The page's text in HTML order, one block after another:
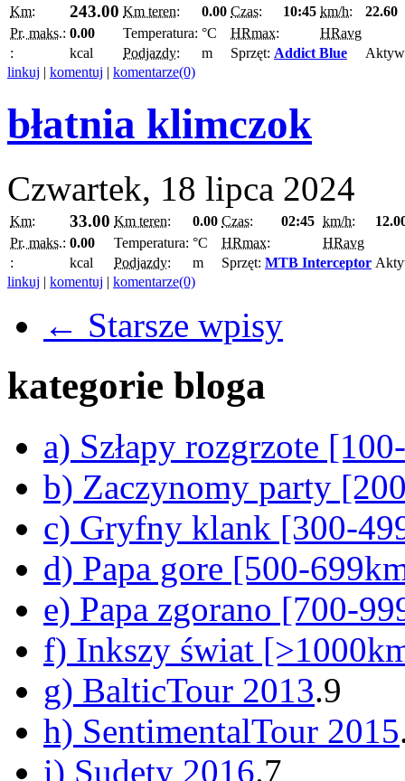
Km: 243.00 Km teren: 0.00 Czas: 10:45 km/h:
22.60
Pr. maks.: 0.00 Temperatura: °C HRmax:
HRavg
:
kcal Podjazdy: m Sprzęt: Addict Blue
linkuj | komentuj | komentarze(0)
błatnia klimczok
Czwartek, 18 lipca 2024
Km: 33.00 Km teren: 0.00 Czas: 02:45 km/h:
Pr. maks.: 0.00 Temperatura: °C HRmax:
HRavg
:
kcal Podjazdy: m Sprzęt: MTB Interceptor
linkuj | komentuj | komentarze(0)
← Starsze wpisy
kategorie bloga
a) Szłapy rozgrzote
b) Zaczynomy party
c) Gryfny klank [300-
d) Papa gore [500-
e) Papa zgorano [700-
f) Inkszy świat
g) BalticTour 2013.9
h) SentimentalTour 2015
i) Sudety 2016.7